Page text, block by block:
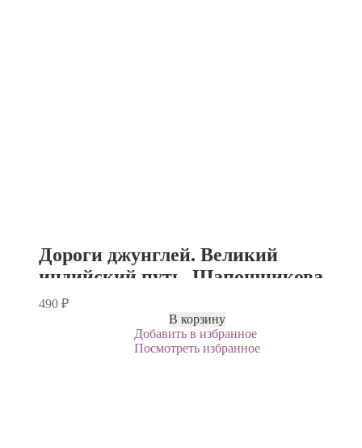
Дороги джунглей. Великий
индийский путь. Шапошникова
Л.В.
490 ₽
В корзину
Добавить в избранное
Посмотреть избранное